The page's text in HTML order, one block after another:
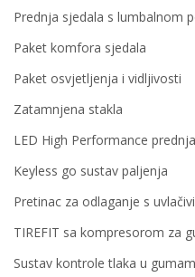
Prednja sjedala s lumbalnom
Paket komfora sjedala
Paket osvjetljenja i vidljivosti
Zatamnjena stakla
LED High Performance
Keyless go sustav paljenja
Pretinac za odlaganje s
TIREFIT sa kompresorom za
Sustav kontrole tlaka u